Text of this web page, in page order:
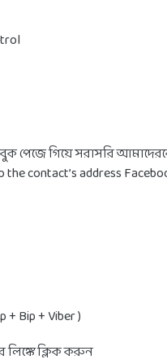
পেজে গিয়ে সরাসরি
contact’s address
+ Bip + Viber )
লিঙ্কে ক্লিক করুন